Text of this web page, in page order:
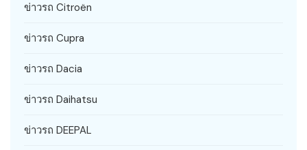
ข่าวรถ Citroën
ข่าวรถ Cupra
ข่าวรถ Dacia
ข่าวรถ Daihatsu
ข่าวรถ DEEPAL